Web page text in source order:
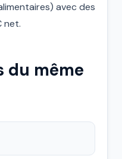
avec des
net.
du même